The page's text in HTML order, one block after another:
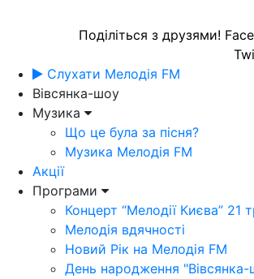
Поділіться з друзями!
Слухати Мелодія FM
Вівсянка-шоу
Музика
Що це була за пісня?
Музика Мелодія FM
Акції
Програми
Концерт “Мелодії Києва” 21
Мелодія вдячності
Новий Рік на Мелодія FM
День народження